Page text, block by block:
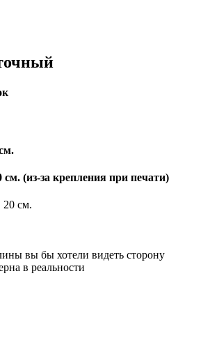
(из-за крепления при печати)
20 см.
вы бы хотели видеть сторону
в реальности